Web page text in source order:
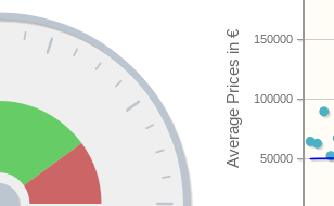
50000
100000
150000